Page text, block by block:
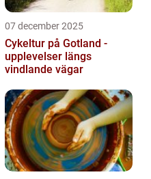
07 december 2025
Cykeltur på Gotland -
upplevelser längs
vindlande vägar